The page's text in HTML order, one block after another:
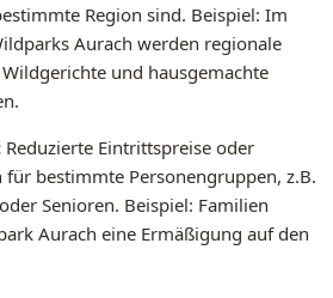
Region sind. Beispiel: Im
Aurach werden regionale
und hausgemachte
Reduzierte Eintrittspreise oder
bestimmte Personengruppen, z.B.
Senioren. Beispiel: Familien
Aurach eine Ermäßigung auf den